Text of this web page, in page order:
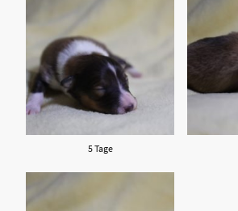
5 Tage